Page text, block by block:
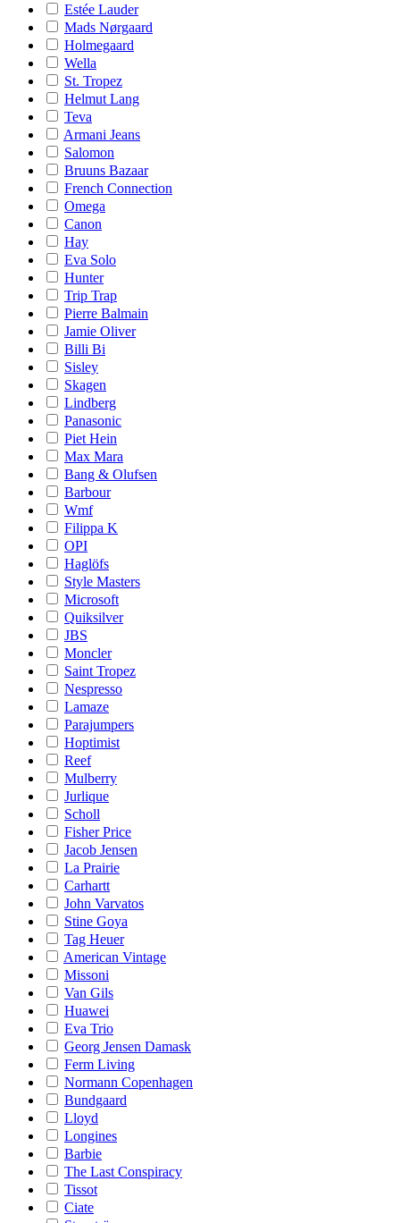
Estée Lauder
Mads Nørgaard
Holmegaard
Wella
St. Tropez
Helmut Lang
Teva
Armani Jeans
Salomon
Bruuns Bazaar
French Connection
Omega
Canon
Hay
Eva Solo
Hunter
Trip Trap
Pierre Balmain
Jamie Oliver
Billi Bi
Sisley
Skagen
Lindberg
Panasonic
Piet Hein
Max Mara
Bang & Olufsen
Barbour
Wmf
Filippa K
OPI
Haglöfs
Style Masters
Microsoft
Quiksilver
JBS
Moncler
Saint Tropez
Nespresso
Lamaze
Parajumpers
Hoptimist
Reef
Mulberry
Jurlique
Scholl
Fisher Price
Jacob Jensen
La Prairie
Carhartt
John Varvatos
Stine Goya
Tag Heuer
American Vintage
Missoni
Van Gils
Huawei
Eva Trio
Georg Jensen Damask
Ferm Living
Normann Copenhagen
Bundgaard
Lloyd
Longines
Barbie
The Last Conspiracy
Tissot
Ciate